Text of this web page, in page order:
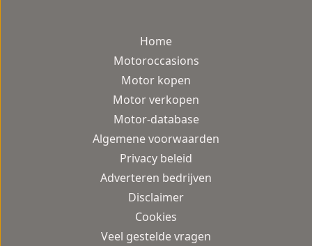
Home
Motoroccasions
Motor kopen
Motor verkopen
Motor-database
Algemene voorwaarden
Privacy beleid
Adverteren bedrijven
Disclaimer
Cookies
Veel gestelde vragen